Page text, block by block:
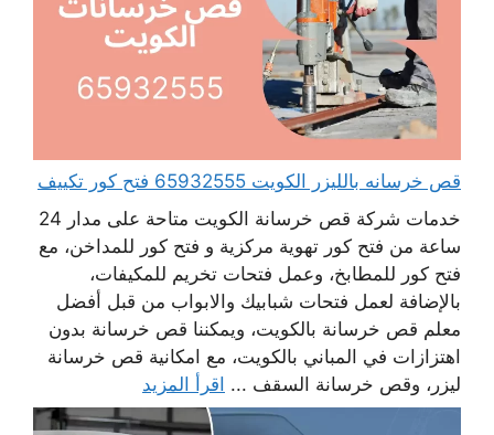
قص خرسانه بالليزر الكويت 65932555 فتح كور تكييف
خدمات شركة قص خرسانة الكويت متاحة على مدار 24
ساعة من فتح كور تهوية مركزية و فتح كور للمداخن، مع
فتح كور للمطابخ، وعمل فتحات تخريم للمكيفات،
بالإضافة لعمل فتحات شبابيك والابواب من قبل أفضل
معلم قص خرسانة بالكويت، ويمكننا قص خرسانة بدون
اهتزازات في المباني بالكويت، مع امكانية قص خرسانة
ليزر، وقص خرسانة السقف ... اقرأ المزيد